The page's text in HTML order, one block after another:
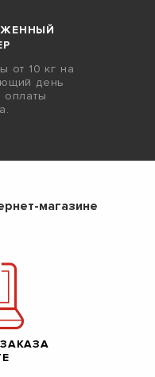
от 10 кг на
день
оплаты
магазине